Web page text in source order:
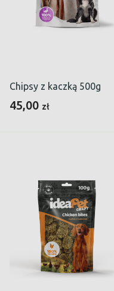
Chipsy z kaczką 500g
45,00 zł